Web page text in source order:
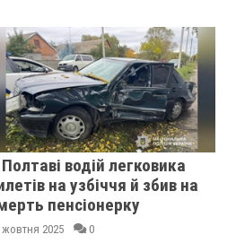
водій легковика
на узбіччя й збив на
пенсіонерку
жовтня 2025 0